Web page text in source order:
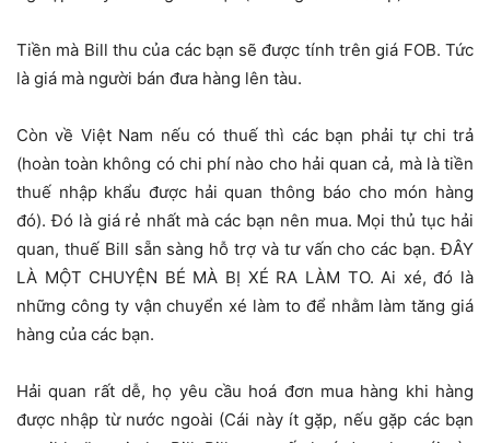
Tiền mà Bill thu của các bạn sẽ được tính trên giá FOB. Tức
là giá mà người bán đưa hàng lên tàu.
Còn về Việt Nam nếu có thuế thì các bạn phải tự chi trả
(hoàn toàn không có chi phí nào cho hải quan cả, mà là tiền
thuế nhập khẩu được hải quan thông báo cho món hàng
đó). Đó là giá rẻ nhất mà các bạn nên mua. Mọi thủ tục hải
quan, thuế Bill sẵn sàng hỗ trợ và tư vấn cho các bạn. ĐÂY
LÀ MỘT CHUYỆN BÉ MÀ BỊ XÉ RA LÀM TO. Ai xé, đó là
những công ty vận chuyển xé làm to để nhằm làm tăng giá
hàng của các bạn.
Hải quan rất dễ, họ yêu cầu hoá đơn mua hàng khi hàng
được nhập từ nước ngoài (Cái này ít gặp, nếu gặp các bạn